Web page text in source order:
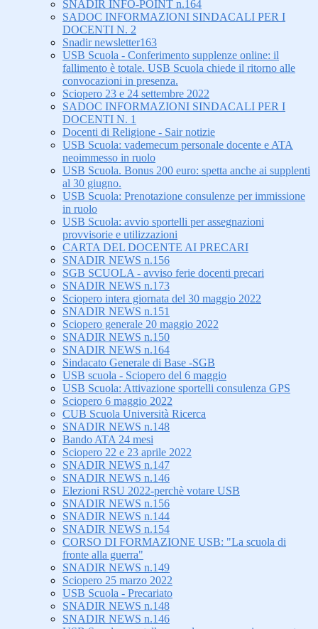
SNADIR INFO-POINT n.164
SADOC INFORMAZIONI SINDACALI PER I
DOCENTI N. 2
Snadir newsletter163
USB Scuola - Conferimento supplenze online: il
fallimento è totale. USB Scuola chiede il ritorno alle
convocazioni in presenza.
Sciopero 23 e 24 settembre 2022
SADOC INFORMAZIONI SINDACALI PER I
DOCENTI N. 1
Docenti di Religione - Sair notizie
USB Scuola: vademecum personale docente e ATA
neoimmesso in ruolo
USB Scuola. Bonus 200 euro: spetta anche ai supplenti
al 30 giugno.
USB Scuola: Prenotazione consulenze per immissione
in ruolo
USB Scuola: avvio sportelli per assegnazioni
provvisorie e utilizzazioni
CARTA DEL DOCENTE AI PRECARI
SNADIR NEWS n.156
SGB SCUOLA - avviso ferie docenti precari
SNADIR NEWS n.173
Sciopero intera giornata del 30 maggio 2022
SNADIR NEWS n.151
Sciopero generale 20 maggio 2022
SNADIR NEWS n.150
SNADIR NEWS n.164
Sindacato Generale di Base -SGB
USB scuola - Sciopero del 6 maggio
USB Scuola: Attivazione sportelli consulenza GPS
Sciopero 6 maggio 2022
CUB Scuola Università Ricerca
SNADIR NEWS n.148
Bando ATA 24 mesi
Sciopero 22 e 23 aprile 2022
SNADIR NEWS n.147
SNADIR NEWS n.146
Elezioni RSU 2022-perchè votare USB
SNADIR NEWS n.156
SNADIR NEWS n.144
SNADIR NEWS n.154
CORSO DI FORMAZIONE USB: "La scuola di
fronte alla guerra"
SNADIR NEWS n.149
Sciopero 25 marzo 2022
USB Scuola - Precariato
SNADIR NEWS n.148
SNADIR NEWS n.146